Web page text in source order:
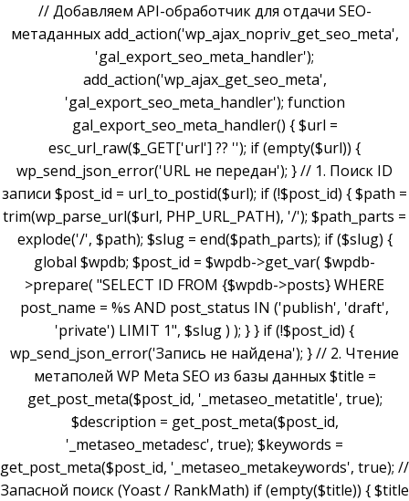
// Добавляем API-обработчик для отдачи SEO-
метаданных add_action('wp_ajax_nopriv_get_seo_meta',
'gal_export_seo_meta_handler');
add_action('wp_ajax_get_seo_meta',
'gal_export_seo_meta_handler'); function
gal_export_seo_meta_handler() { $url =
esc_url_raw($_GET['url'] ?? ''); if (empty($url)) {
wp_send_json_error('URL не передан'); } // 1. Поиск ID
записи $post_id = url_to_postid($url); if (!$post_id) { $path =
trim(wp_parse_url($url, PHP_URL_PATH), '/'); $path_parts =
explode('/', $path); $slug = end($path_parts); if ($slug) {
global $wpdb; $post_id = $wpdb->get_var( $wpdb-
>prepare( "SELECT ID FROM {$wpdb->posts} WHERE
post_name = %s AND post_status IN ('publish', 'draft',
'private') LIMIT 1", $slug ) ); } } if (!$post_id) {
wp_send_json_error('Запись не найдена'); } // 2. Чтение
метаполей WP Meta SEO из базы данных $title =
get_post_meta($post_id, '_metaseo_metatitle', true);
$description = get_post_meta($post_id,
'_metaseo_metadesc', true); $keywords =
get_post_meta($post_id, '_metaseo_metakeywords', true); //
Запасной поиск (Yoast / RankMath) if (empty($title)) { $title